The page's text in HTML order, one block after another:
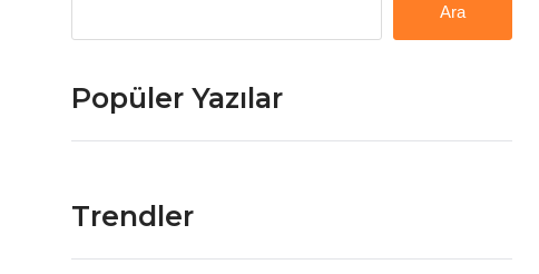
Ara
Popüler Yazılar
Trendler